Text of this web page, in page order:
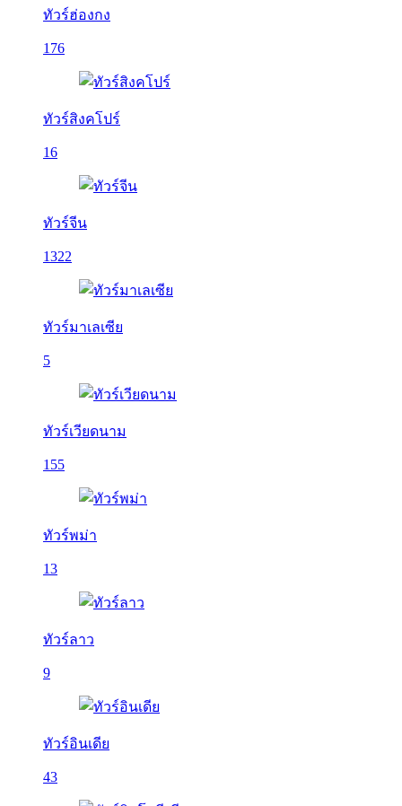
ทัวร์ฮ่องกง
176
ทัวร์สิงคโปร์
16
ทัวร์จีน
1322
ทัวร์มาเลเซีย
5
ทัวร์เวียดนาม
155
ทัวร์พม่า
13
ทัวร์ลาว
9
ทัวร์อินเดีย
43